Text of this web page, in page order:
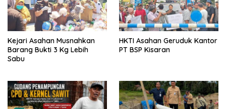
Kejari Asahan Musnahkan
Barang Bukti 3 Kg Lebih
Sabu
HKTI Asahan Geruduk Kantor
PT BSP Kisaran